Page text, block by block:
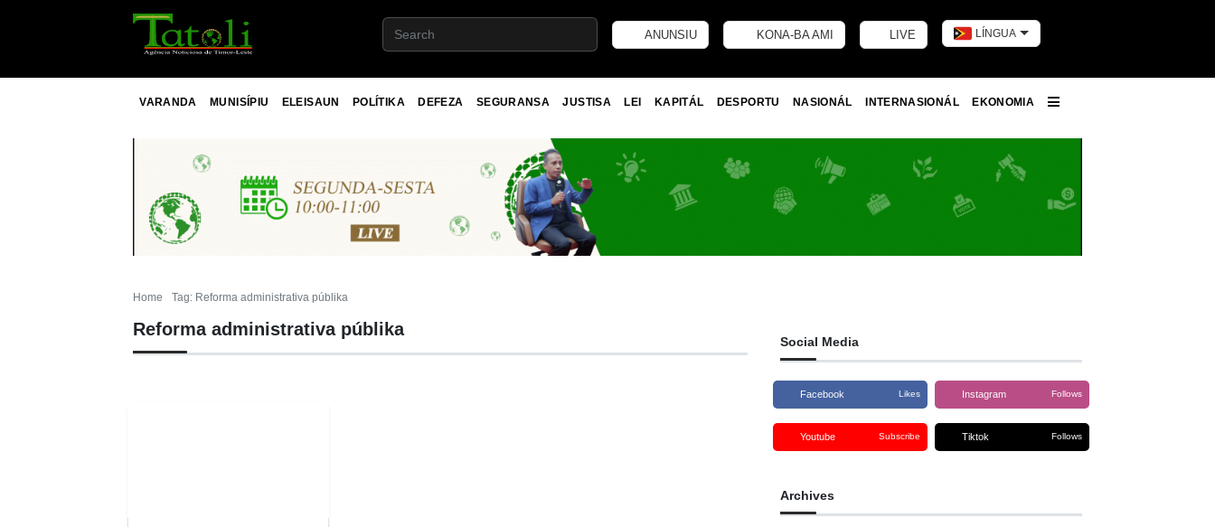
ANUNSIU KONA-BA AMI LIVE LÍNGUA
VARANDA MUNISÍPIU ELEISAUN POLÍTIKA DEFEZA SEGURANSA JUSTISA LEI KAPITÁL DESPORTU NASIONÁL INTERNASIONÁL
EKONOMIA
Home Tag: Reforma administrativa públika
Reforma administrativa públika
Social Media
Facebook Likes Instagram Follows
Youtube Subscribe Tiktok Follows
Archives